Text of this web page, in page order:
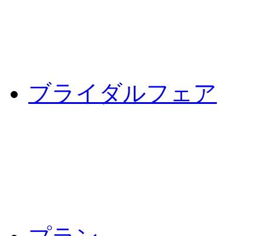
ブライダルフェア